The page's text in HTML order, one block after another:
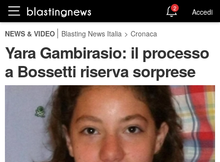
2 Accedi
NEWS & VIDEO Blasting News Italia > Cronaca
Yara Gambirasio: il processo
a Bossetti riserva sorprese